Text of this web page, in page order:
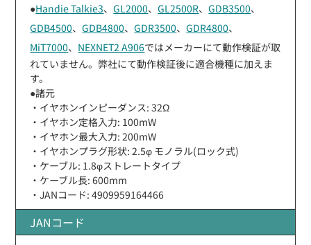
●Handie Talkie3、GL2000、GL2500R、GDB3500、
GDB4500、GDB4800、GDR3500、GDR4800、
MiT7000、 NEXNET2 A906ではメーカーにて動作検証が取
れていません。弊社にて動作検証後に適合機種に加えま
す。
●諸元
・イヤホンインピーダンス: 32Ω
・イヤホン定格入力: 100mW
・イヤホン最大入力: 200mW
・イヤホンプラグ形状: 2.5φ モノラル(ロック式)
・ケーブル: 1.8φストレートタイプ
・ケーブル長: 600mm
・JANコード: 4909959164466
JANコード